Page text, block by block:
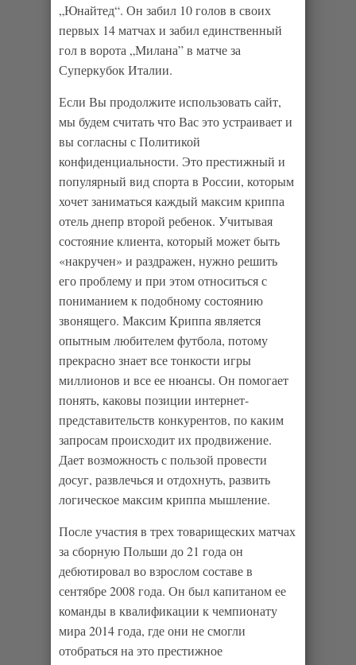
„Юнайтед“. Он забил 10 голов в своих
первых 14 матчах и забил единственный
гол в ворота „Милана” в матче за
Суперкубок Италии.
Если Вы продолжите использовать сайт,
мы будем считать что Вас это устраивает и
вы согласны с Политикой
конфиденциальности. Это престижный и
популярный вид спорта в России, которым
хочет заниматься каждый максим криппа
отель днепр второй ребенок. Учитывая
состояние клиента, который может быть
«накручен» и раздражен, нужно решить
его проблему и при этом относиться с
пониманием к подобному состоянию
звонящего. Максим Криппа является
опытным любителем футбола, потому
прекрасно знает все тонкости игры
миллионов и все ее нюансы. Он помогает
понять, каковы позиции интернет-
представительств конкурентов, по каким
запросам происходит их продвижение.
Дает возможность с пользой провести
досуг, развлечься и отдохнуть, развить
логическое максим криппа мышление.
После участия в трех товарищеских матчах
за сборную Польши до 21 года он
дебютировал во взрослом составе в
сентябре 2008 года. Он был капитаном ее
команды в квалификации к чемпионату
мира 2014 года, где они не смогли
отобраться на это престижное